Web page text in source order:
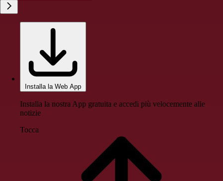
Installa la Web App
Installa la nostra App gratuita e accedi più velocemente alle
notizie
Tocca